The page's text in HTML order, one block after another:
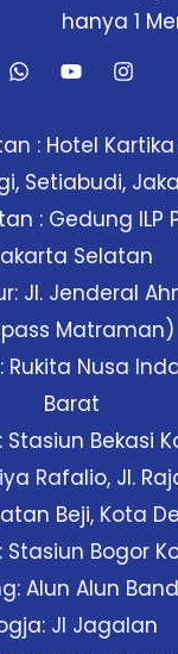
hanya 1
: Hotel
Setiabudi,
: Gedung ILP
Selatan
Jl. Jenderal
Matraman)
Rukita Nusa
Barat
Stasiun Bekasi
Rafalio, Jl.
Beji, Kota
Stasiun Bogor
Alun Alun
Jl Jagalan